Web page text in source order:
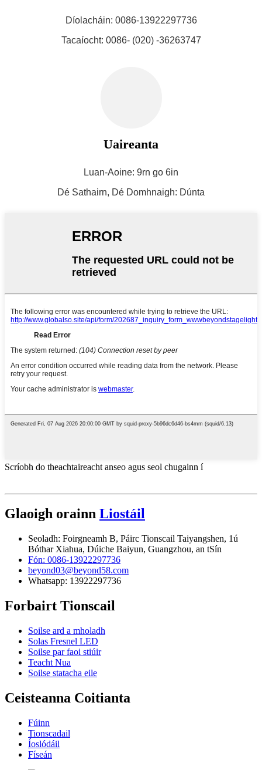
Díolacháin: 0086-13922297736
Tacaíocht: 0086- (020) -36263747
Uaireanta
Luan-Aoine: 9rn go 6in
Dé Sathairn, Dé Domhnaigh: Dúnta
Scríobh do theachtaireacht anseo agus seol chugainn í
Glaoigh orainn Liostáil
Seoladh: Foirgneamh B, Páirc Tionscail Taiyangshen, 1ú
Bóthar Xiahua, Dúiche Baiyun, Guangzhou, an tSín
Fón: 0086-13922297736
beyond03@beyond58.com
Whatsapp: 13922297736
Forbairt Tionscail
Soilse ard a mholadh
Solas Fresnel LED
Soilse par faoi stiúir
Teacht Nua
Soilse statacha eile
Ceisteanna Coitianta
Fúinn
Tionscadail
Íoslódáil
Físeán